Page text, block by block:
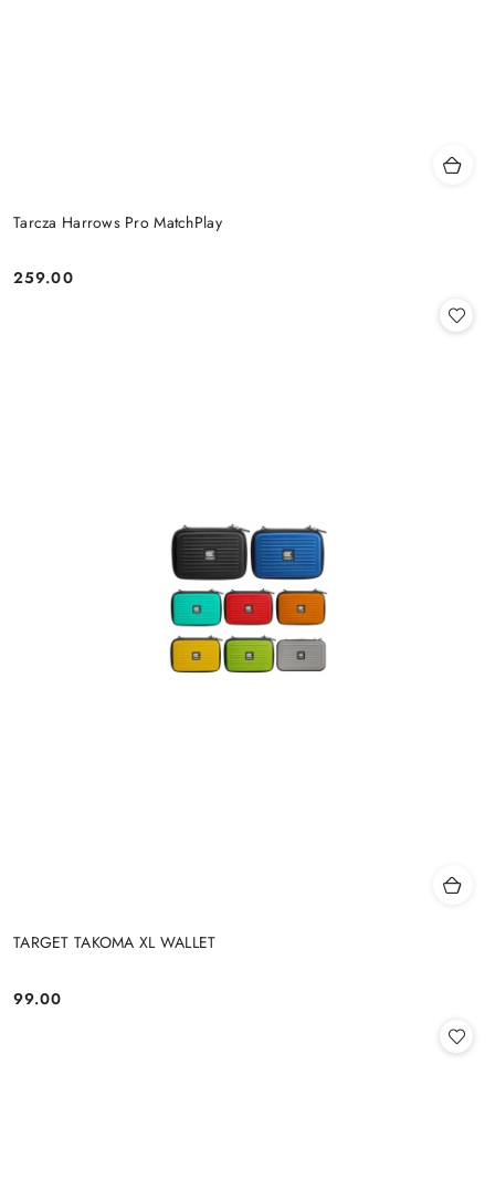
Tarcza Harrows Pro MatchPlay
Cena:
259.00
TARGET TAKOMA XL WALLET
Cena:
99.00